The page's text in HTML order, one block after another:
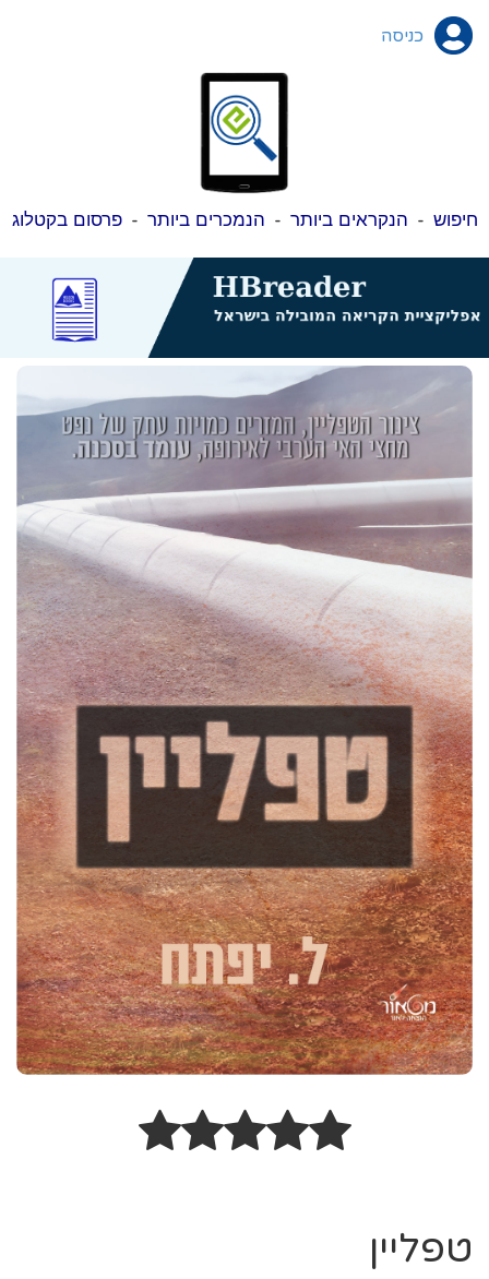
כניסה
חיפוש - הנקראים ביותר - הנמכרים ביותר -פרסום בקטלוג
טפליין